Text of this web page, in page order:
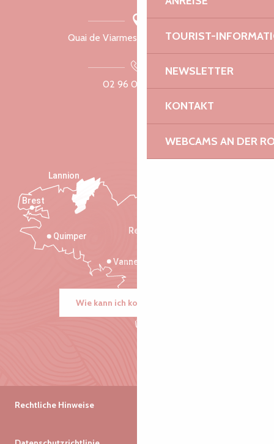
TOURIST-
NEWSLETTER
KONTAKT
WEBCAMS AN DER
Quai de Viarmes, 22300 Lannion
02 96 05 60 70
Rennes
Vannes
Quimper
Lannion
Brest
Wie kann ich kommen?
Rechtliche Hinweise